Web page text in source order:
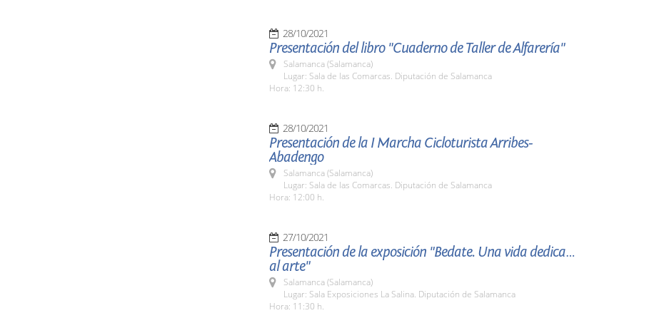
28/10/2021
Presentación del libro "Cuaderno de Taller de Alfarería"
Salamanca (Salamanca)
Lugar: Sala de las Comarcas. Diputación de Salamanca
Hora: 12:30 h.
28/10/2021
Presentación de la I Marcha Cicloturista Arribes-
Abadengo
Salamanca (Salamanca)
Lugar: Sala de las Comarcas. Diputación de Salamanca
Hora: 12:00 h.
27/10/2021
Presentación de la exposición "Bedate. Una vida dedicada
al arte"
Salamanca (Salamanca)
Lugar: Sala Exposiciones La Salina. Diputación de Salamanca
Hora: 11:30 h.